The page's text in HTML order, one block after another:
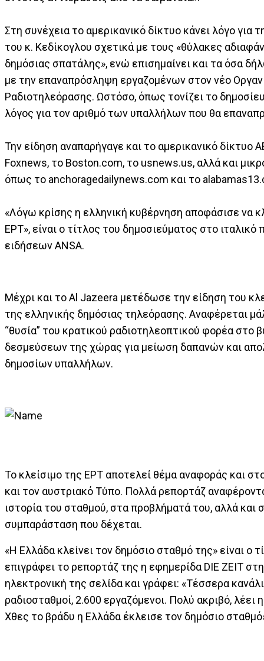
Στη συνέχεια το αμερικανικό δίκτυο κάνει λόγο για
του κ. Κεδίκογλου σχετικά με τους «θύλακες
δημόσιας σπατάλης», ενώ επισημαίνει και τα όσα
με την επαναπρόσληψη εργαζομένων στον νέο
Ραδιοτηλεόρασης. Ωστόσο, όπως τονίζει το
λόγος για τον αριθμό των υπαλλήλων που θα
Την είδηση αναπαρήγαγε και το αμερικανικό δίκτυο
Foxnews, το Boston.com, το usnews.us, αλλά και
όπως το anchoragedailynews.com και το
«Λόγω κρίσης η ελληνική κυβέρνηση αποφάσισε να
ΕΡΤ», είναι ο τίτλος του δημοσιεύματος στο ιταλικό
ειδήσεων ANSA.
Μέχρι και το Al Jazeera μετέδωσε την είδηση του
της ελληνικής δημόσιας τηλεόρασης. Αναφέρεται
“θυσία” του κρατικού ραδιοτηλεοπτικού φορέα στο
δεσμεύσεων της χώρας για μείωση δαπανών και
δημοσίων υπαλλήλων.
Το κλείσιμο της ΕΡΤ αποτελεί θέμα αναφοράς και
και τον αυστριακό Τύπο. Πολλά ρεπορτάζ
ιστορία του σταθμού, στα προβλήματά του, αλλά και
συμπαράσταση που δέχεται.
«Η Ελλάδα κλείνει τον δημόσιο σταθμό της» είναι ο
επιγράφει το ρεπορτάζ της η εφημερίδα DIE ZEIT
ηλεκτρονική της σελίδα και γράφει: «Τέσσερα
ραδιοσταθμοί, 2.600 εργαζόμενοι. Πολύ ακριβό, λέει
Χθες το βράδυ η Ελλάδα έκλεισε τον δημόσιο